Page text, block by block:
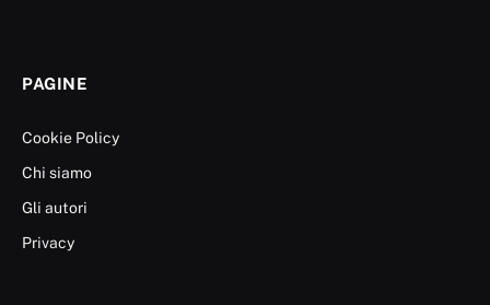
PAGINE
Cookie Policy
Chi siamo
Gli autori
Privacy